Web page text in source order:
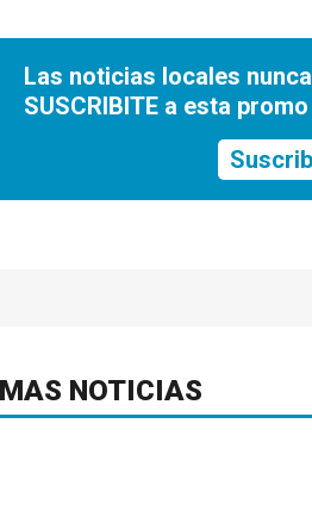
Las noticias locales
SUSCRIBITE a esta
NOTICIAS